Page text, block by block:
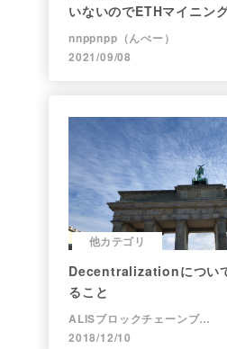
いないのでETHマイニン
nnppnpp（んぺー）
2021/09/08
他カテゴリ
Decentralizationについ
ること
ALISブロックチェーンブログ
2018/12/10